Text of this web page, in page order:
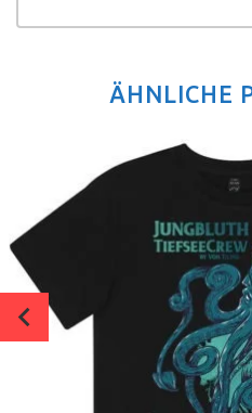
ÄHNLICHE